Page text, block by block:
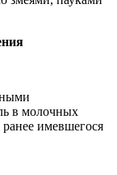
в молочных
имевшегося